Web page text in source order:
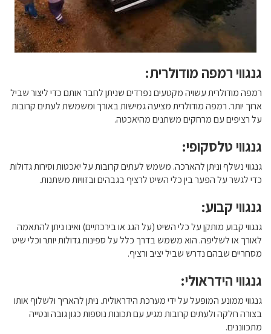
גנגווי רמפה מודולרית:
רמפה מודולרית עשויה מקטעים נפרדים שניתן לחבר אותם כדי ליצור שביל
ארוך יותר. רמפה מודולרית מציעה גמישות באורך ומשמשת לעתים קרובות
על רציפים עם מרחקים משתנים מהיאכטה.
גנגווי טלסקופי:
גנגווי נשלף וניתן להארכה. משמש לעתים קרובות על יאכטות וסירות גדולות
כדי לגשר על הפער בין כלי השיט לרציף בגבהים ובזוויות משתנות.
גנגווי קבוע:
גנגווי קבוע מותקן על כלי השיט (על הגג או בירכתיים) ואינו ניתן להתאמה
לאורך או לשליפה. הוא משמש בדרך כלל על ספינות גדולות יותר וכלי שיט
מסחריים שבהם נדרש שביל יציב ורציף.
גנגווי הידראולי:
גנגווי ממונע המופעל על ידי מערכת הידראולית. ניתן להאריך ולשלוף אותו
בצורה חלקה ולעתים קרובות מגיע עם תכונות נוספות כגון גובה ונטייה
מתכווננים.